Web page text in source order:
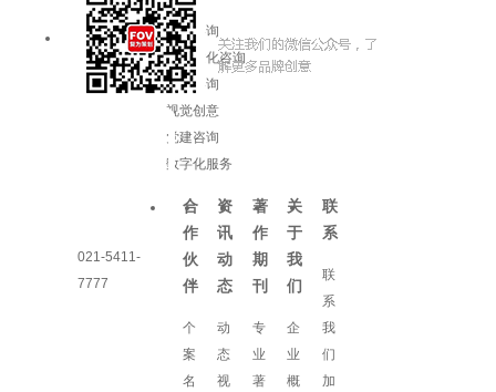
021-5411-
7777
品牌咨询
企业文化咨询
增长咨询
视觉创意
党建咨询
数字化服务
合
作
伙
伴
个
案
名
资
讯
动
态
动
态
视
著
作
期
刊
专
业
著
关
于
我
们
企
业
概
联
系
联
系
我
们
加